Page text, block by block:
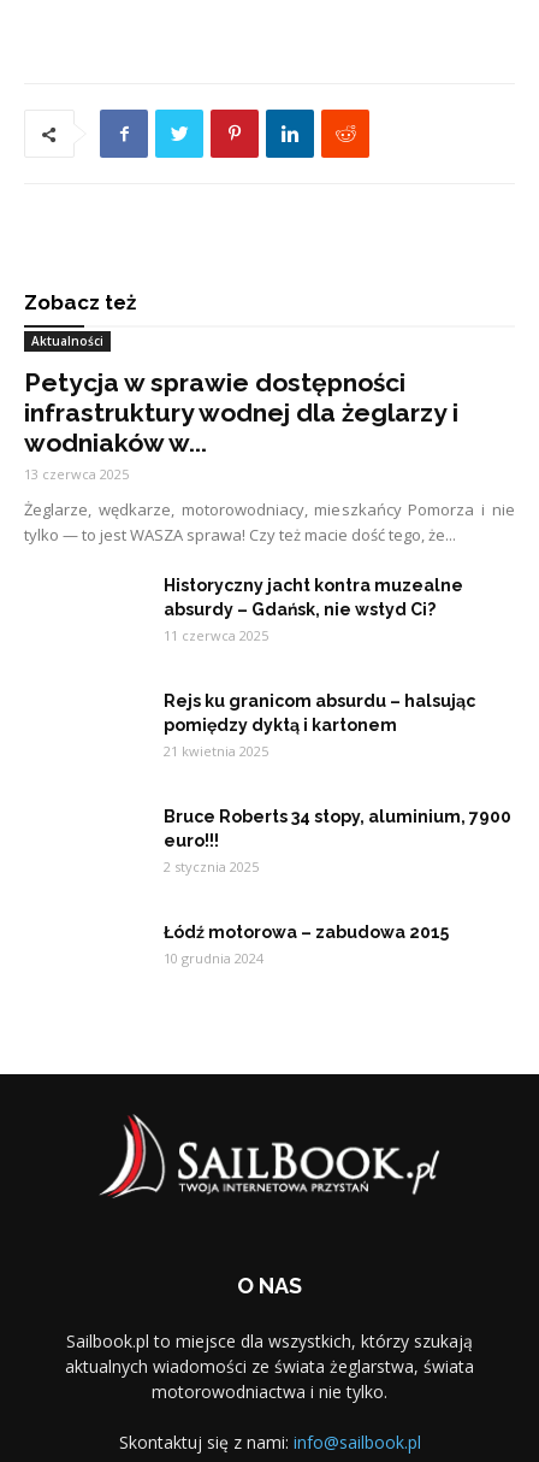
Zobacz też
Aktualności
Petycja w sprawie dostępności
infrastruktury wodnej dla żeglarzy i
wodniaków w...
13 czerwca 2025
Żeglarze, wędkarze, motorowodniacy, mieszkańcy Pomorza i nie
tylko — to jest WASZA sprawa! Czy też macie dość tego, że...
Historyczny jacht kontra muzealne
absurdy – Gdańsk, nie wstyd Ci?
11 czerwca 2025
Rejs ku granicom absurdu – halsując
pomiędzy dyktą i kartonem
21 kwietnia 2025
Bruce Roberts 34 stopy, aluminium, 7900
euro!!!
2 stycznia 2025
Łódź motorowa – zabudowa 2015
10 grudnia 2024
O NAS
Sailbook.pl to miejsce dla wszystkich, którzy szukają
aktualnych wiadomości ze świata żeglarstwa, świata
motorowodniactwa i nie tylko.
Skontaktuj się z nami: info@sailbook.pl